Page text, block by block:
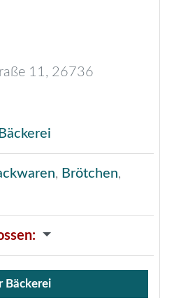
11, 26736
Bäckerei
, Brötchen,
:
Bäckerei